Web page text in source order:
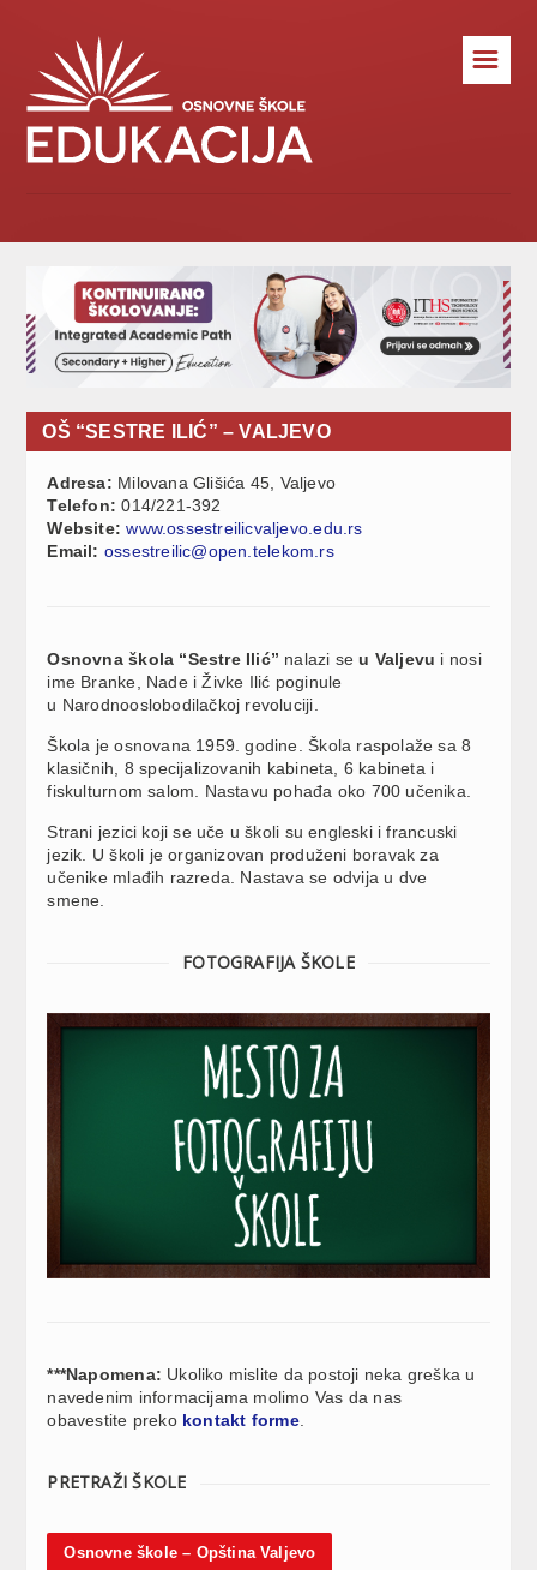
☰
OŠ “SESTRE ILIĆ” – VALJEVO
Adresa: Milovana Glišića 45, Valjevo
Telefon:014/221-392
Website:www.ossestreilicvaljevo.edu.rs
Email: ossestreilic@open.telekom.rs
Osnovna škola “Sestre Ilić” nalazi seu Valjevu i nosi
ime Branke, Nade i Živke Ilić poginule
u Narodnooslobodilačkoj revoluciji.
Škola je osnovana 1959. godine. Škola raspolaže sa 8
klasičnih, 8 specijalizovanih kabineta, 6 kabineta i
fiskulturnom salom. Nastavu pohađa oko 700 učenika.
Strani jezici koji se uče u školi su engleski i francuski
jezik. U školi je organizovan produženi boravak za
učenike mlađih razreda. Nastava se odvija u dve
smene.
FOTOGRAFIJA ŠKOLE
***Napomena: Ukoliko mislite da postoji neka greška u
navedenim informacijama molimo Vas da nas
obavestite preko kontakt forme.
PRETRAŽI ŠKOLE
Osnovne škole – Opština Valjevo